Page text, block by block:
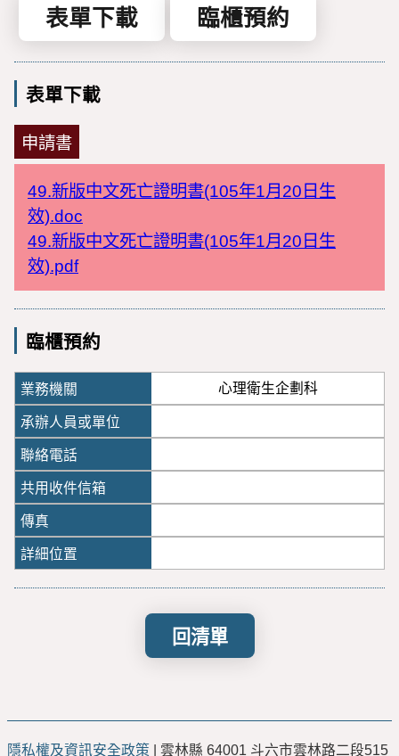
表單下載 臨櫃預約
表單下載
申請書
49.新版中文死亡證明書(105年1月20日生
效).doc
49.新版中文死亡證明書(105年1月20日生
效).pdf
臨櫃預約
心理衛生企劃科
回清單
隱私權及資訊安全政策 | 雲林縣 64001 斗六市雲林路二段515